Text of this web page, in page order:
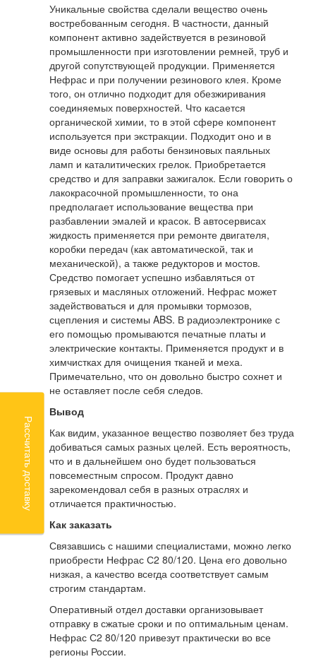
Уникальные свойства сделали вещество очень
востребованным сегодня. В частности, данный
компонент активно задействуется в резиновой
промышленности при изготовлении ремней, труб и
другой сопутствующей продукции. Применяется
Нефрас и при получении резинового клея. Кроме
того, он отлично подходит для обезжиривания
соединяемых поверхностей. Что касается
органической химии, то в этой сфере компонент
используется при экстракции. Подходит оно и в
виде основы для работы бензиновых паяльных
ламп и каталитических грелок. Приобретается
средство и для заправки зажигалок. Если говорить о
лакокрасочной промышленности, то она
предполагает использование вещества при
разбавлении эмалей и красок. В автосервисах
жидкость применяется при ремонте двигателя,
коробки передач (как автоматической, так и
механической), а также редукторов и мостов.
Средство помогает успешно избавляться от
грязевых и масляных отложений. Нефрас может
задействоваться и для промывки тормозов,
сцепления и системы ABS. В радиоэлектронике с
его помощью промываются печатные платы и
электрические контакты. Применяется продукт и в
химчистках для очищения тканей и меха.
Примечательно, что он довольно быстро сохнет и
не оставляет после себя следов.
Вывод
Как видим, указанное вещество позволяет без труда
добиваться самых разных целей. Есть вероятность,
что и в дальнейшем оно будет пользоваться
повсеместным спросом. Продукт давно
зарекомендовал себя в разных отраслях и
отличается практичностью.
Как заказать
Связавшись с нашими специалистами, можно легко
приобрести Нефрас С2 80/120. Цена его довольно
низкая, а качество всегда соответствует самым
строгим стандартам.
Оперативный отдел доставки организовывает
отправку в сжатые сроки и по оптимальным ценам.
Нефрас С2 80/120 привезут практически во все
регионы России.
Рассчитать доставку